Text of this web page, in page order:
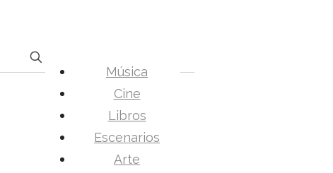
Música
Cine
Libros
Escenarios
Arte